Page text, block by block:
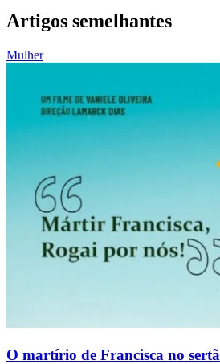
Artigos semelhantes
Mulher
O martírio de Francisca no